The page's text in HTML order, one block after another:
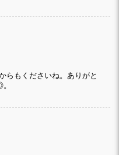
らもくださいね。ありがと